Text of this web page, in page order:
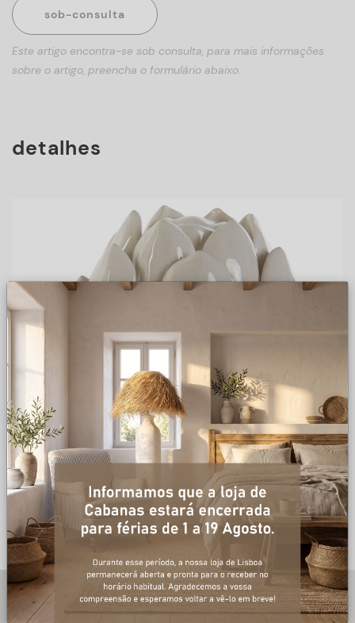
sob-consulta
Este artigo encontra-se sob consulta, para mais informações
sobre o artigo, preencha o formulário abaixo.
detalhes